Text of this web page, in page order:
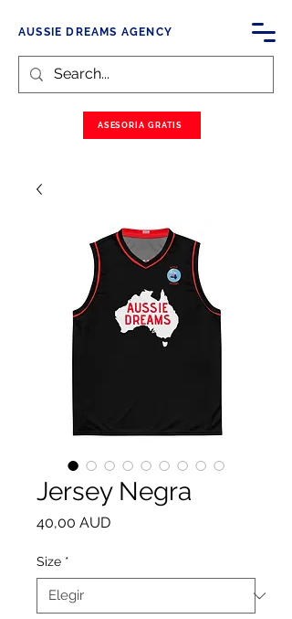
AUSSIE DREAMS AGENCY
ASESORÍA GRATIS
Jersey Negra
40,00 AUDPrecio
Size *